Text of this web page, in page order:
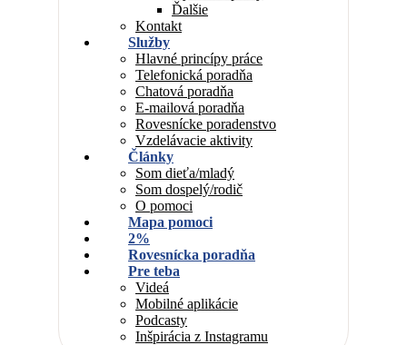
Ďalšie
Kontakt
Služby
Hlavné princípy práce
Telefonická poradňa
Chatová poradňa
E-mailová poradňa
Rovesnícke poradenstvo
Vzdelávacie aktivity
Články
Som dieťa/mladý
Som dospelý/rodič
O pomoci
Mapa pomoci
2%
Rovesnícka poradňa
Pre teba
Videá
Mobilné aplikácie
Podcasty
Inšpirácia z Instagramu